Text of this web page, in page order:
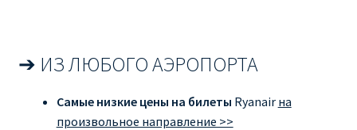
ДЕШЕВЫЕ АВИАБИЛЕТЫ В БЕРЛИН
ДЕШЕВЫЕ АВИАБИЛЕТЫ В БУХАРЕСТ
➔ ИЗ ЛЮБОГО АЭРОПОРТА
Самые низкие цены на билеты Ryanair на
произвольное направление >>